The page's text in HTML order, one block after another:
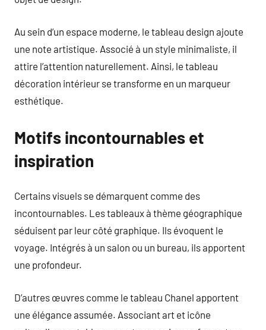
Au sein d’un espace moderne, le tableau design ajoute
une note artistique. Associé à un style minimaliste, il
attire l’attention naturellement. Ainsi, le tableau
décoration intérieur se transforme en un marqueur
esthétique.
Motifs incontournables et
inspiration
Certains visuels se démarquent comme des
incontournables. Les tableaux à thème géographique
séduisent par leur côté graphique. Ils évoquent le
voyage. Intégrés à un salon ou un bureau, ils apportent
une profondeur.
D’autres œuvres comme le tableau Chanel apportent
une élégance assumée. Associant art et icône